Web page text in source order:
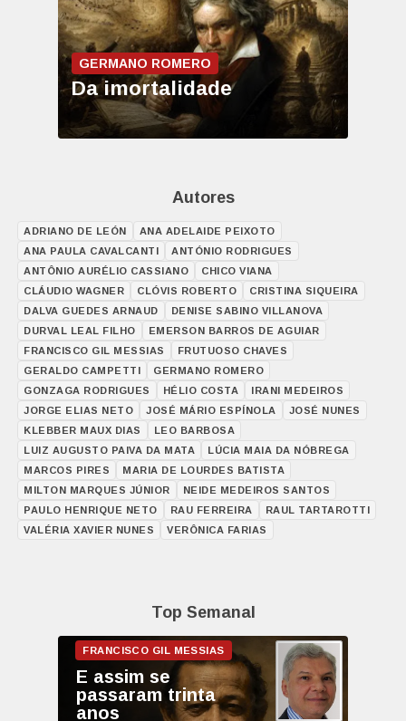
GERMANO ROMERO
Da imortalidade
Autores
ADRIANO DE LEÓN
ANA ADELAIDE PEIXOTO
ANA PAULA CAVALCANTI
ANTÓNIO RODRIGUES
ANTÔNIO AURÉLIO CASSIANO
CHICO VIANA
CLÁUDIO WAGNER
CLÓVIS ROBERTO
CRISTINA SIQUEIRA
DALVA GUEDES ARNAUD
DENISE SABINO VILLANOVA
DURVAL LEAL FILHO
EMERSON BARROS DE AGUIAR
FRANCISCO GIL MESSIAS
FRUTUOSO CHAVES
GERALDO CAMPETTI
GERMANO ROMERO
GONZAGA RODRIGUES
HÉLIO COSTA
IRANI MEDEIROS
JORGE ELIAS NETO
JOSÉ MÁRIO ESPÍNOLA
JOSÉ NUNES
KLEBBER MAUX DIAS
LEO BARBOSA
LUIZ AUGUSTO PAIVA DA MATA
LÚCIA MAIA DA NÓBREGA
MARCOS PIRES
MARIA DE LOURDES BATISTA
MILTON MARQUES JÚNIOR
NEIDE MEDEIROS SANTOS
PAULO HENRIQUE NETO
RAU FERREIRA
RAUL TARTAROTTI
VALÉRIA XAVIER NUNES
VERÔNICA FARIAS
Top Semanal
E assim se
passaram trinta
anos